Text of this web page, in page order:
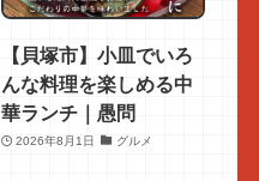
【貝塚市】小皿でいろ
んな料理を楽しめる中
華ランチ｜愚問
2026年8月1日 グルメ